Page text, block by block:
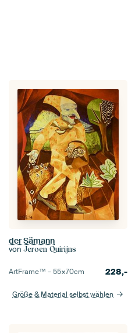
der Sämann
von Jeroen Quirijns
ArtFrame™ –55×70cm 228,-
Größe & Material selbst wählen